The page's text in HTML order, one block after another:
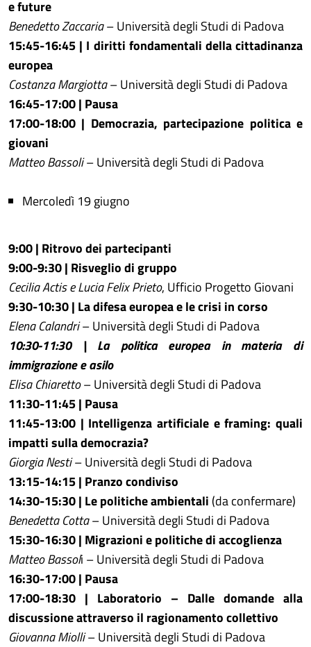
e future
Benedetto Zaccaria– Università degli Studi di Padova
15:45-16:45 | I diritti fondamentali della cittadinanza
europea
Costanza Margiotta– Università degli Studi di Padova
16:45-17:00 | Pausa
17:00-18:00 | Democrazia, partecipazione politica e
giovani
Matteo Bassoli– Università degli Studi di Padova
Mercoledì 19 giugno
9:00 | Ritrovo dei partecipanti
9:00-9:30 | Risveglio di gruppo
Cecilia Actis e Lucia Felix Prieto, Ufficio Progetto Giovani
9:30-10:30 | La difesa europea e le crisi in corso
Elena Calandri– Università degli Studi di Padova
10:30-11:30 | La politica europea in materia di
immigrazione e asilo
Elisa Chiaretto– Università degli Studi di Padova
11:30-11:45 | Pausa
11:45-13:00 | Intelligenza artificiale e framing: quali
impatti sulla democrazia?
Giorgia Nesti– Università degli Studi di Padova
13:15-14:15 | Pranzo condiviso
14:30-15:30 | Le politiche ambientali (da confermare)
Benedetta Cotta– Università degli Studi di Padova
15:30-16:30 | Migrazioni e politiche di accoglienza
Matteo Bassoli – Università degli Studi di Padova
16:30-17:00 | Pausa
17:00-18:30 | Laboratorio – Dalle domande alla
discussione attraverso il ragionamento collettivo
Giovanna Miolli– Università degli Studi di Padova